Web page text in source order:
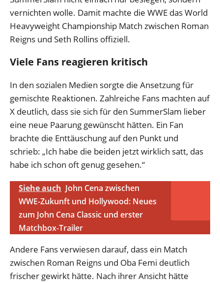
vernichten wolle. Damit machte die WWE das World
Heavyweight Championship Match zwischen Roman
Reigns und Seth Rollins offiziell.
Viele Fans reagieren kritisch
In den sozialen Medien sorgte die Ansetzung für
gemischte Reaktionen. Zahlreiche Fans machten auf
X deutlich, dass sie sich für den SummerSlam lieber
eine neue Paarung gewünscht hätten. Ein Fan
brachte die Enttäuschung auf den Punkt und
schrieb: „Ich habe die beiden jetzt wirklich satt, das
habe ich schon oft genug gesehen.“
Siehe auch John Cena zwischen
WWE-Zukunft und Hollywood: Neues
zum John Cena Classic und erster
Matchbox-Trailer
Andere Fans verwiesen darauf, dass ein Match
zwischen Roman Reigns und Oba Femi deutlich
frischer gewirkt hätte. Nach ihrer Ansicht hätte